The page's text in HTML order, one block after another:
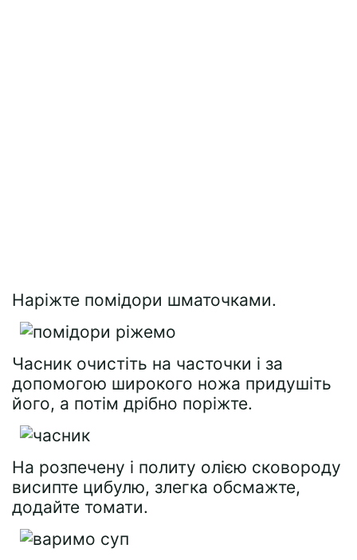
Наріжте помідори шматочками.
Часник очистіть на часточки і за
допомогою широкого ножа придушіть
його, а потім дрібно поріжте.
На розпечену і политу олією сковороду
висипте цибулю, злегка обсмажте,
додайте томати.